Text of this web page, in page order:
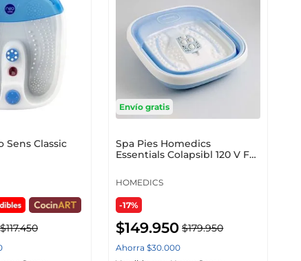
Sens Classic
$117.450
Envío gratis
Spa Pies Homedics
Essentials Colapsibl 120 V Fb-
HOMEDICS
-17%
$149.950 $179.950
Ahorra$30.000